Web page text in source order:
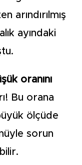
arındırılmış
ayındaki
oranını
Bu orana
ölçüde
sorun